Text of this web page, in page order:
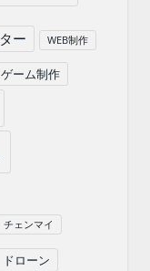
ー WEB制作
ゲーム制作
チェンマイ
ドローン